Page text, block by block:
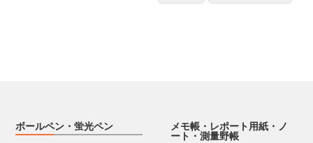
ボールペン・蛍光ペン
メモ帳・レポート用紙・ノ
ート・測量野帳